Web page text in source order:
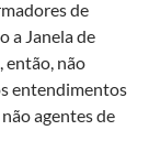
de
a Janela de
então, não
entendimentos
agentes de